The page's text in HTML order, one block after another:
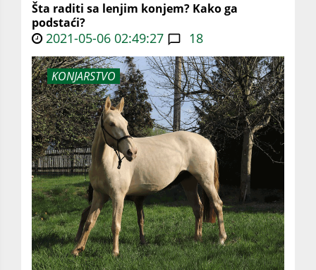
Šta raditi sa lenjim konjem? Kako ga
podstaći?
2021-05-06 02:49:27 18
KONJARSTVO